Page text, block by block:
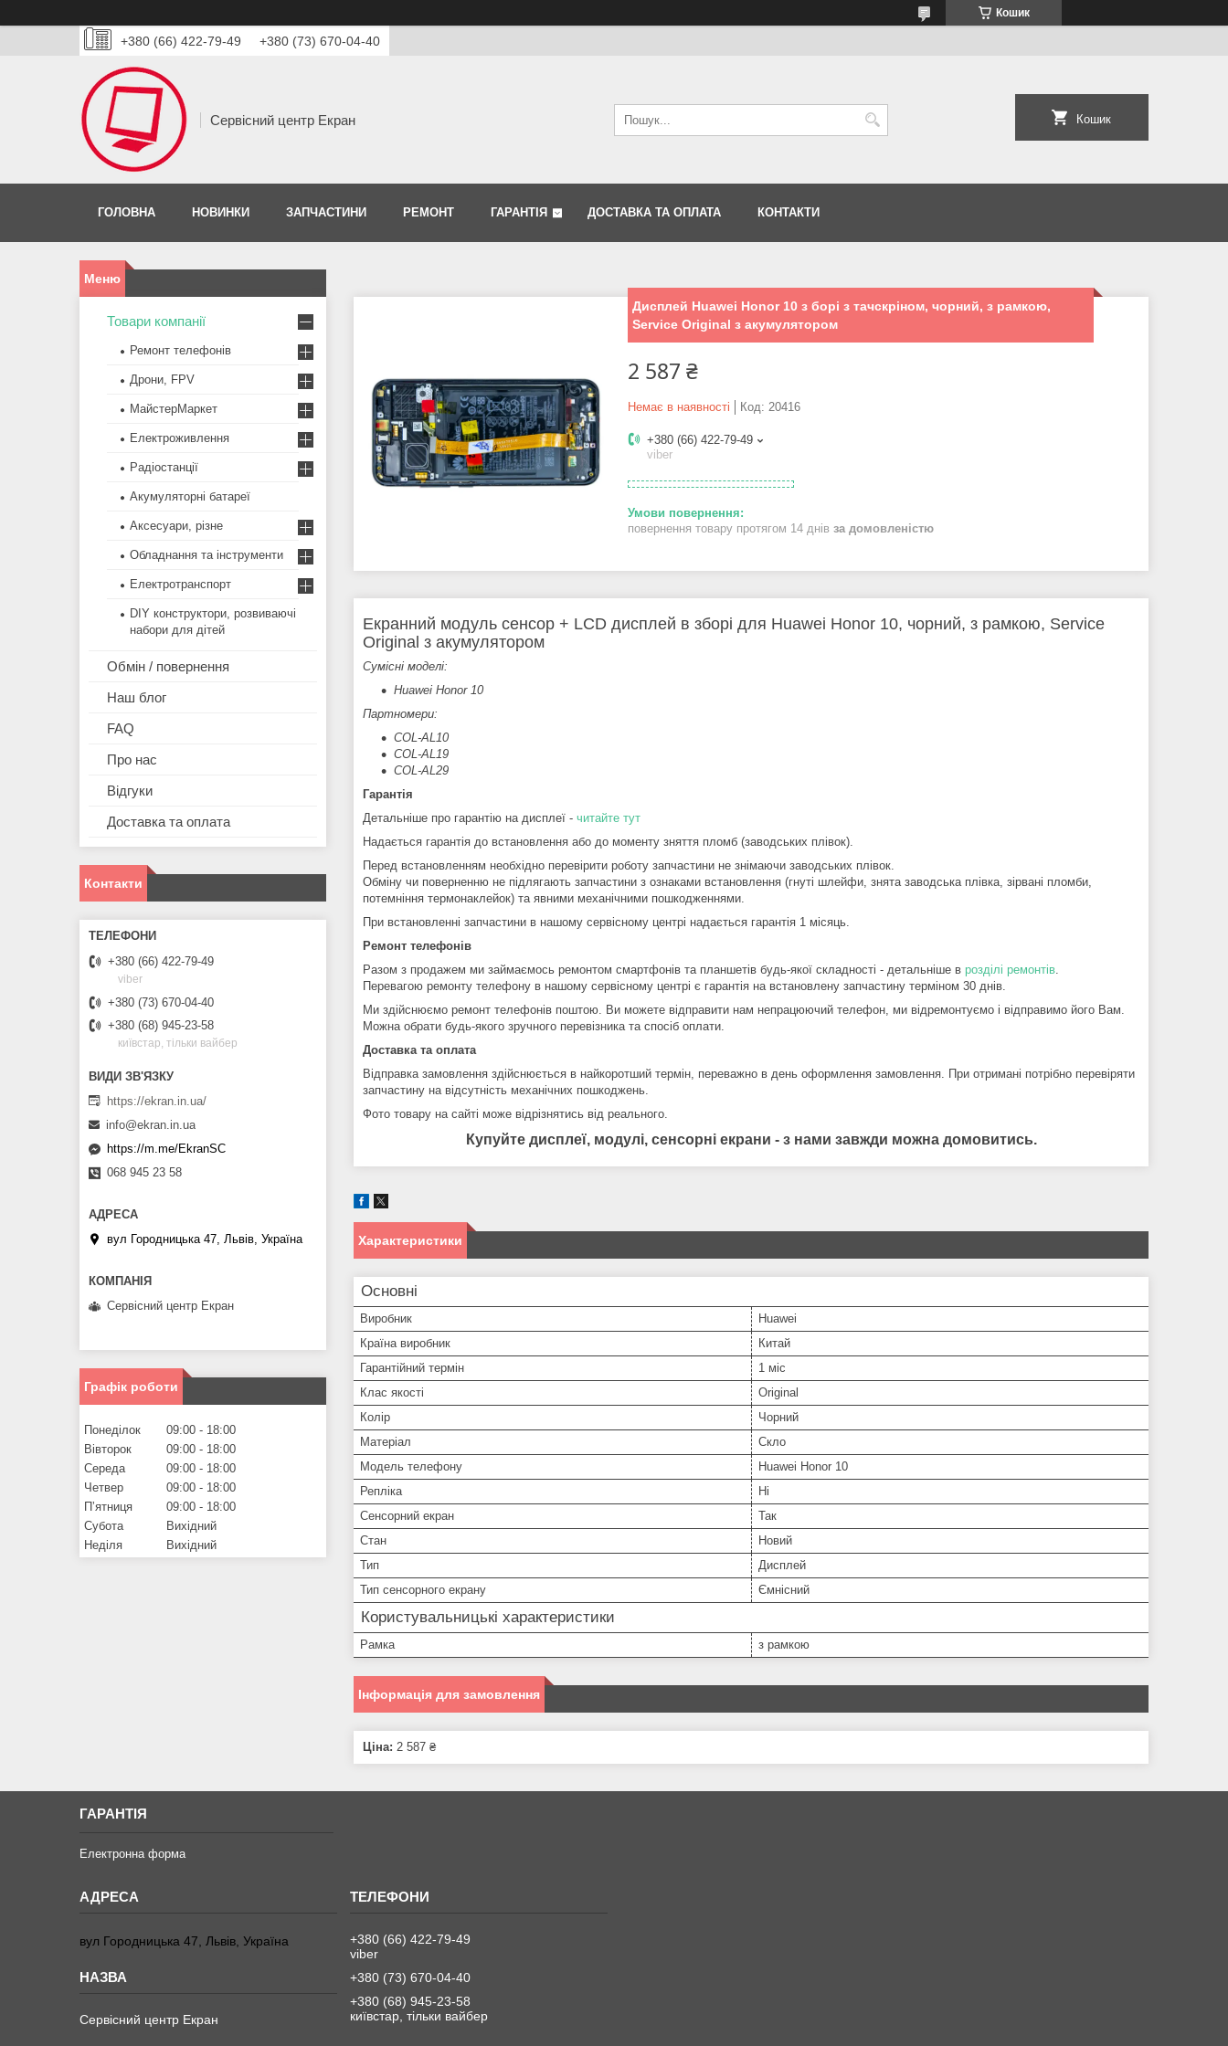
Кошик
+380 (66) 422-79-49 +380 (73) 670-04-40
Сервісний центр Екран Кошик
ГОЛОВНА НОВИНКИ ЗАПЧАСТИНИ РЕМОНТ ГАРАНТІЯ ДОСТАВКА ТА ОПЛАТА КОНТАКТИ
Дисплей Huawei Honor 10 з борі з тачскріном, чорний, з рамкою,
Service Original з акумулятором
2 587 ₴
Немає в наявності Код: 20416
+380 (66) 422-79-49
viber
повернення товару протягом 14 днів за домовленістю
Екранний модуль сенсор + LCD дисплей в зборі для Huawei Honor 10, чорний, з рамкою, Service
Original з акумулятором
Сумісні моделі:
Huawei Honor 10
Партномери:
COL-AL10
COL-AL19
COL-AL29
Гарантія
Детальніше про гарантію на дисплеї - читайте тут
Надається гарантія до встановлення або до моменту зняття пломб (заводських плівок).
Перед встановленням необхідно перевірити роботу запчастини не знімаючи заводських плівок.
Обміну чи поверненню не підлягають запчастини з ознаками встановлення (гнуті шлейфи, знята заводська плівка, зірвані пломби,
потемніння термонаклейок) та явними механічними пошкодженнями.
При встановленні запчастини в нашому сервісному центрі надається гарантія 1 місяць.
Ремонт телефонів
Разом з продажем ми займаємось ремонтом смартфонів та планшетів будь-якої складності - детальніше в розділі ремонтів
Перевагою ремонту телефону в нашому сервісному центрі є гарантія на встановлену запчастину терміном 30 днів.
Ми здійснюємо ремонт телефонів поштою. Ви можете відправити нам непрацюючий телефон, ми відремонтуємо і відправимо його Вам.
Можна обрати будь-якого зручного перевізника та спосіб оплати.
Доставка та оплата
Відправка замовлення здійснюється в найкоротший термін, переважно в день оформлення замовлення. При отримані потрібно перевіряти
запчастину на відсутність механічних пошкоджень.
Фото товару на сайті може відрізнятись від реального.
Купуйте дисплеї, модулі, сенсорні екрани - з нами завжди можна домовитись.
Характеристики
Основні
Виробник
Huawei
Країна виробник
Китай
Гарантійний термін
1 міс
Клас якості
Original
Колір
Чорний
Матеріал
Скло
Модель телефону
Huawei Honor 10
Репліка
Ні
Сенсорний екран
Так
Стан
Новий
Тип
Дисплей
Тип сенсорного екрану
Ємнісний
Користувальницькі характеристики
Рамка з рамкою
Інформація для замовлення
Ціна: 2 587 ₴
Товари компанії
Ремонт телефонів
Дрони, FPV
МайстерМаркет
Електроживлення
Радіостанції
Акумуляторні батареї
Аксесуари, різне
Обладнання та інструменти
Електротранспорт
DIY конструктори, розвиваючі
набори для дітей
Обмін / повернення
Наш блог
FAQ
Про нас
Відгуки
Доставка та оплата
Контакти
+380 (66) 422-79-49
viber
+380 (73) 670-04-40
+380 (68) 945-23-58
київстар, тільки вайбер
https://ekran.in.ua/
info@ekran.in.ua
https://m.me/EkranSC
068 945 23 58
вул Городницька 47, Львів, Україна
Сервісний центр Екран
Графік роботи
Понеділок 09:00
18:00
Вівторок
09:00
18:00
Середа
09:00
18:00
Четвер
09:00
18:00
Пʼятниця
09:00
18:00
Субота
Вихідний
Неділя
Вихідний
ГАРАНТІЯ
Електронна форма
вул Городницька 47, Львів, Україна
Сервісний центр Екран
+380 (66) 422-79-49
viber
+380 (73) 670-04-40
+380 (68) 945-23-58
київстар, тільки вайбер